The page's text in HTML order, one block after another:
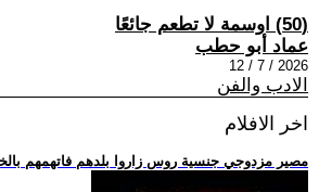
(50) اوسمة لا تطعم جائعًا
عماد أبو حطب
2026 / 7 / 12
الادب والفن
اخر الافلام
.. مصير مزدوجي جنسية روس زاروا بلدهم فاتهمهم